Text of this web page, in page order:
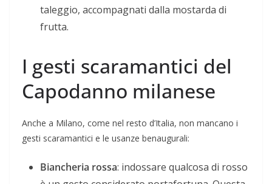
taleggio, accompagnati dalla mostarda di
frutta.
I gesti scaramantici del
Capodanno milanese
Anche a Milano, come nel resto d’Italia, non mancano i
gesti scaramantici e le usanze benaugurali:
Biancheria rossa: indossare qualcosa di rosso